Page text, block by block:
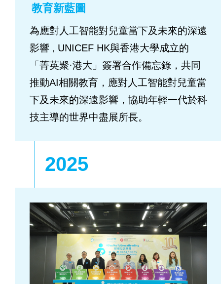
教育新藍圖
為應對人工智能對兒童當下及未來的深遠
影響 ， UNICEF HK與香港大學成立的
「菁英聚·港大」簽署合作備忘錄，共同
推動AI相關教育，應對人工智能對兒童當
下及未來的深遠影響，協助年輕一代於科
技主導的世界中盡展所長。
2025